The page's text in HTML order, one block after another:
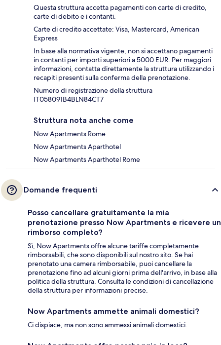
Questa struttura accetta pagamenti con carte di credito,
carte di debito e i contanti.
Carte di credito accettate: Visa, Mastercard, American
Express
In base alla normativa vigente, non si accettano pagamenti
in contanti per importi superiori a 5000 EUR. Per maggiori
informazioni, contatta direttamente la struttura utilizzando i
recapiti presenti sulla conferma della prenotazione.
Numero di registrazione della struttura
IT058091B4BLN84CT7
Struttura nota anche come
Now Apartments Rome
Now Apartments Aparthotel
Now Apartments Aparthotel Rome
Domande frequenti
Posso cancellare gratuitamente la mia
prenotazione presso Now Apartments e ricevere un
rimborso completo?
Sì, Now Apartments offre alcune tariffe completamente
rimborsabili, che sono disponibili sul nostro sito. Se hai
prenotato una camera rimborsabile, puoi cancellare la
prenotazione fino ad alcuni giorni prima dell'arrivo, in base alla
politica della struttura. Consulta le condizioni di cancellazione
della struttura per informazioni precise.
Now Apartments ammette animali domestici?
Ci dispiace, ma non sono ammessi animali domestici.